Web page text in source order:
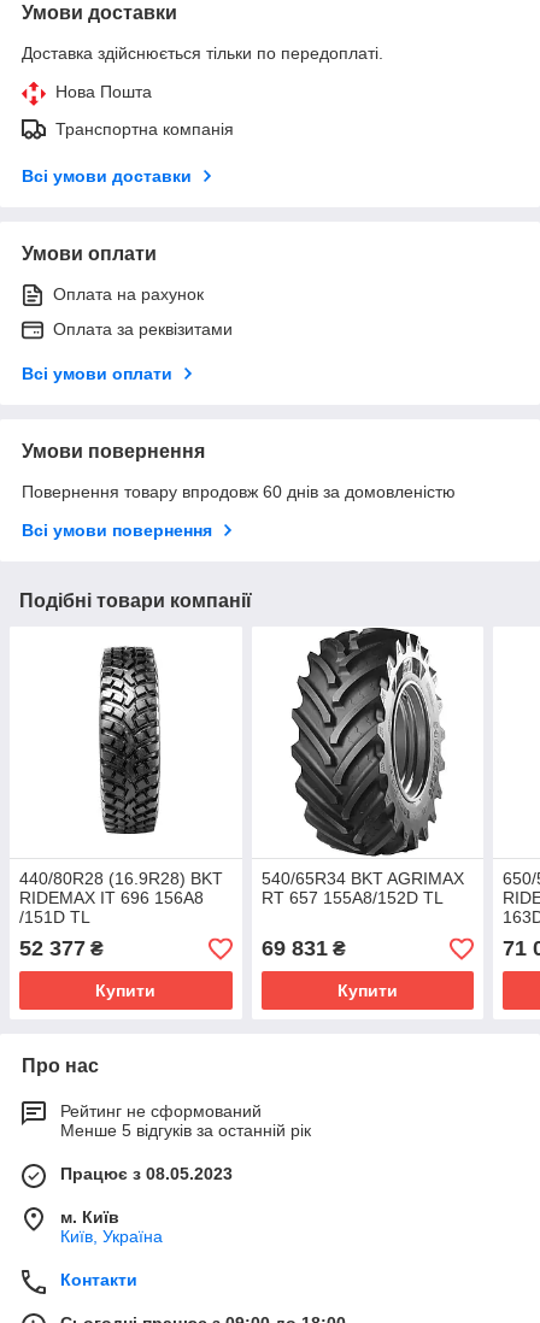
Умови доставки
Доставка здійснюється тільки по передоплаті.
Нова Пошта
Транспортна компанія
Всі умови доставки
Умови оплати
Оплата на рахунок
Оплата за реквізитами
Всі умови оплати
Умови повернення
Повернення товару впродовж 60 днів за домовленістю
Всі умови повернення
Подібні товари компанії
440/80R28 (16.9R28) BKT
RIDEMAX IT 696 156A8
/151D TL
52 377 ₴
Купити
540/65R34 BKT AGRIMAX
RT 657 155A8/152D TL
69 831₴
Купити
650/
71
Про нас
Рейтинг не сформований
Менше 5 відгуків за останній рік
Працює з 08.05.2023
м. Київ
Київ, Україна
Контакти